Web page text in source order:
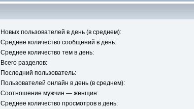
Новых пользователей в день (в среднем):
Среднее количество сообщений в день:
Среднее количество тем в день:
Всего разделов:
Последний пользователь:
Пользователей онлайн в день (в среднем):
Соотношение мужчин — женщин:
Среднее количество просмотров в день: